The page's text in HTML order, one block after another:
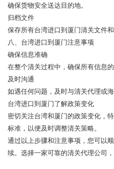
确保货物安全送达目的地。
归档文件
保存所有台湾进口到厦门清关文件
八、台湾进口到厦门注意事项
确保信息准确
在整个清关过程中，确保所有信息
及时沟通
如遇任何问题，及时与清关代理或海
台湾进口到厦门了解政策变化
密切关注台湾和厦门的政策变化，
标准，以便及时调整清关策略。
通过以上步骤和注意事项，您可以
续。选择一家可靠的清关代理公司